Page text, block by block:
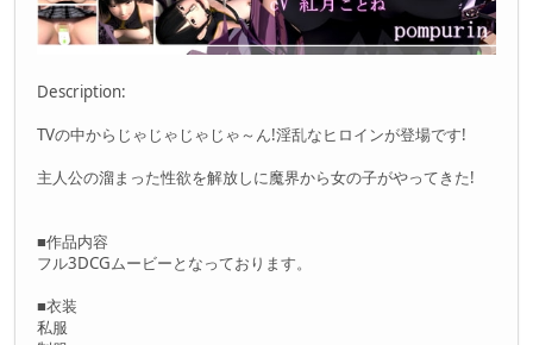
Description:
TVの中からじゃじゃじゃじゃ～ん!淫乱なヒロインが登場です!
主人公の溜まった性欲を解放しに魔界から女の子がやってきた!
■作品内容
フル3DCGムービーとなっております。
■衣装
私服